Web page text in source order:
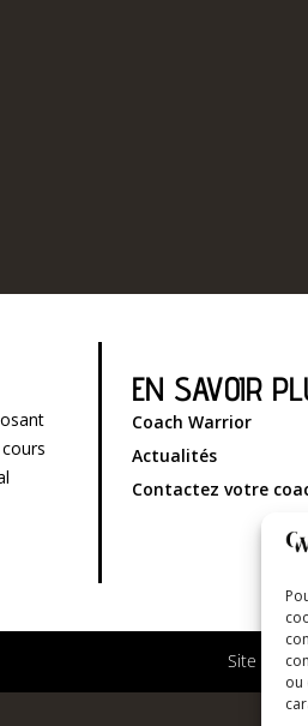
ou
EN SAVOIR
Coach Warrior
Actualités
Contactez votre
Site